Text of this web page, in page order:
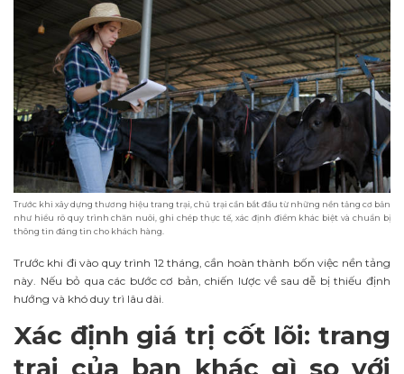
Trước khi xây dựng thương hiệu trang trại, chủ trại cần bắt đầu từ những nền tảng cơ bản
như hiểu rõ quy trình chăn nuôi, ghi chép thực tế, xác định điểm khác biệt và chuẩn bị
thông tin đáng tin cho khách hàng.
Trước khi đi vào quy trình 12 tháng, cần hoàn thành bốn việc nền tảng
này. Nếu bỏ qua các bước cơ bản, chiến lược về sau dễ bị thiếu định
hướng và khó duy trì lâu dài.
Xác định giá trị cốt lõi: trang